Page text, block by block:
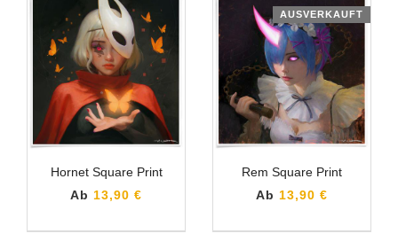
Hornet Square Print
Ab 13,90 €
AUSVERKAUFT
Rem Square Print
Ab 13,90 €